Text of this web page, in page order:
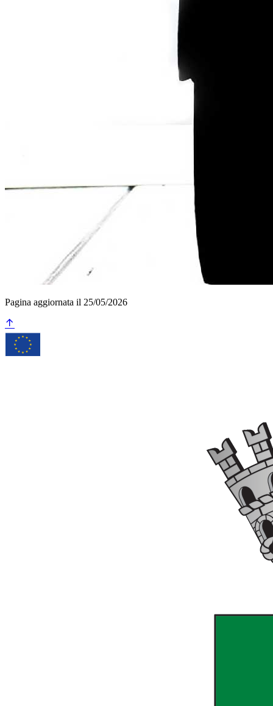
Pagina aggiornata il 25/05/2026